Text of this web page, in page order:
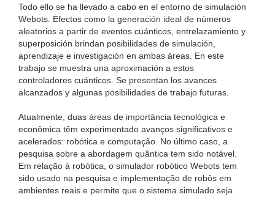
Todo ello se ha llevado a cabo en el entorno de simulación
Webots. Efectos como la generación ideal de números
aleatorios a partir de eventos cuánticos, entrelazamiento y
superposición brindan posibilidades de simulación,
aprendizaje e investigación en ambas áreas. En este
trabajo se muestra una aproximación a estos
controladores cuánticos. Se presentan los avances
alcanzados y algunas posibilidades de trabajo futuras.
Atualmente, duas áreas de importância tecnológica e
econômica têm experimentado avanços significativos e
acelerados: robótica e computação. No último caso, a
pesquisa sobre a abordagem quântica tem sido notável.
Em relação à robótica, o simulador robótico Webots tem
sido usado na pesquisa e implementação de robôs em
ambientes reais e permite que o sistema simulado seja